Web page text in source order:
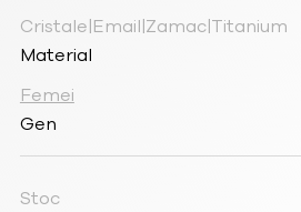
Cristale|Email|Zamac|Titanium
Material
Femei
Gen
Stoc